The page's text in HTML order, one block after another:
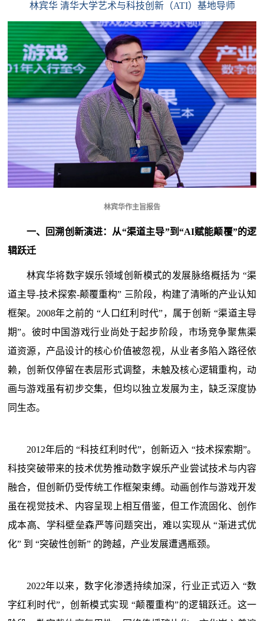
林宾华 清华大学艺术与科技创新（ATI）基地导师
林宾华作主旨报告
一、回溯创新演进：从“渠道主导”到“AI赋能颠覆”的逻
辑跃迁
林宾华将数字娱乐领域创新模式的发展脉络概括为 “渠
道主导-技术探索-颠覆重构” 三阶段，构建了清晰的产业认知
框架。2008年之前的 “人口红利时代”，属于创新 “渠道主导
期”。彼时中国游戏行业尚处于起步阶段，市场竞争聚焦渠
道资源，产品设计的核心价值被忽视，从业者多陷入路径依
赖，创新仅停留在表层形式调整，未触及核心逻辑重构，动
画与游戏虽有初步交集，但均以独立发展为主，缺乏深度协
同生态。
2012年后的 “科技红利时代”，创新迈入 “技术探索期”。
科技突破带来的技术优势推动数字娱乐产业尝试技术与内容
融合，但创新仍受传统工作框架束缚。动画创作与游戏开发
虽在视觉技术、内容呈现上相互借鉴，但工作流固化、创作
成本高、学科壁垒森严等问题突出，难以实现从 “渐进式优
化” 到 “突破性创新” 的跨越，产业发展遭遇瓶颈。
2022年以来，数字化渗透持续加深，行业正式迈入 “数
字红利时代”，创新模式实现 “颠覆重构”的逻辑跃迁。这一